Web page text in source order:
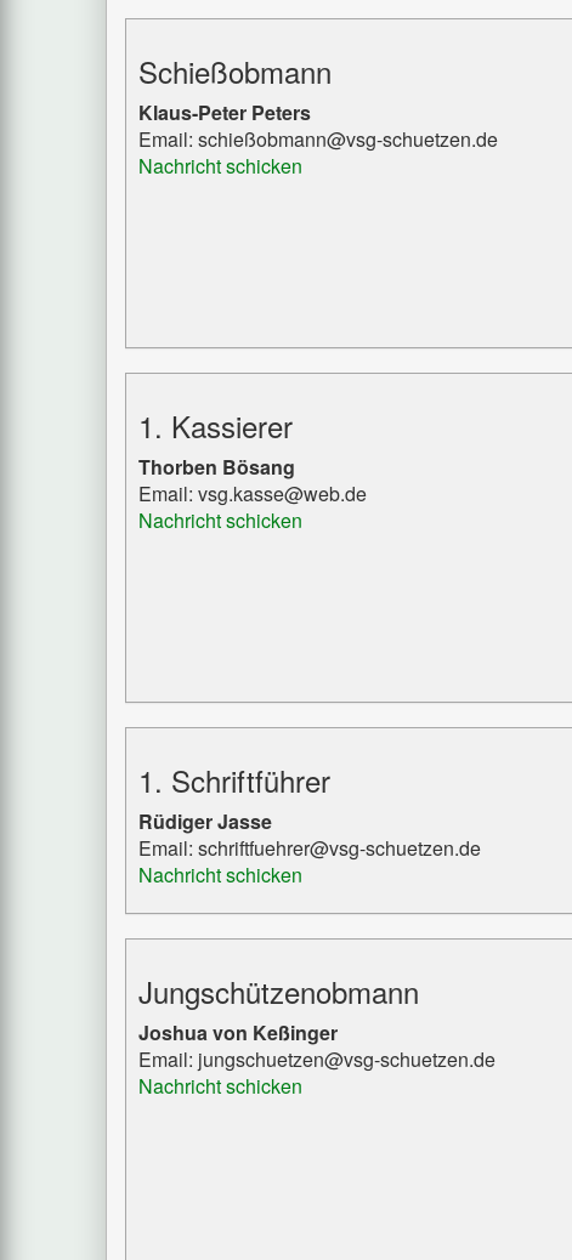
Schießobmann
Klaus-Peter Peters
Email: schießobmann@vsg-schuetzen.de
Nachricht schicken
1. Kassierer
Thorben Bösang
Email: vsg.kasse@web.de
Nachricht schicken
1. Schriftführer
Rüdiger Jasse
Email: schriftfuehrer@vsg-schuetzen.de
Nachricht schicken
Jungschützenobmann
Joshua von Keßinger
Email: jungschuetzen@vsg-schuetzen.de
Nachricht schicken